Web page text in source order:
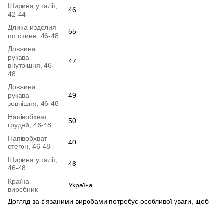
Ширина у талії,
42-44
46
Длина изделия
по спине, 46-48
55
Довжина
рукава
внутрішня, 46-
48
47
Довжина
рукава
зовнішня, 46-48
49
Напівобхват
грудей, 46-48
50
Напівобхват
стегон, 46-48
40
Ширина у талії,
46-48
48
Країна
виробник
Україна
Догляд за в'язаними виробами потребує особливої уваги, щоб